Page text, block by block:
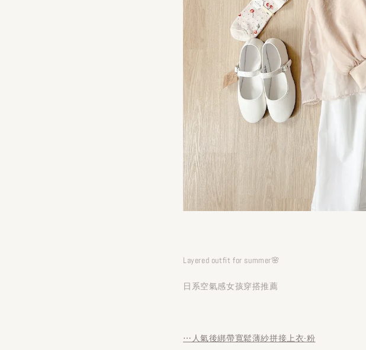
Layered outfit for summer🌸
日系空氣感女孩穿搭推薦
⋯人氣後綁帶寬鬆薄紗拼接上衣-粉